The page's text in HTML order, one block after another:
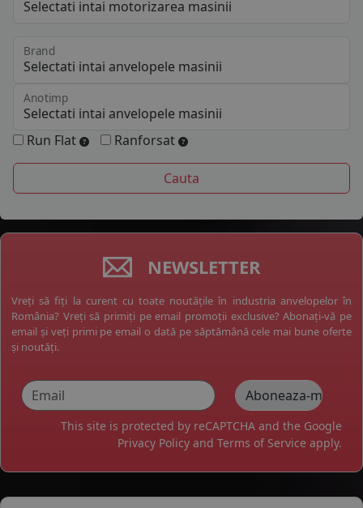
Brand
Anotimp
Run Flat Ranforsat
NEWSLETTER
Vreți să fiți la curent cu toate noutățile în industria anvelopelor în
România? Vreți să primiți pe email promoții exclusive? Abonați-vă pe
email și veți primi pe email o dată pe săptămână cele mai bune oferte
și noutăți.
This site is protected by reCAPTCHA and the Google
Privacy Policy and Terms of Service apply.